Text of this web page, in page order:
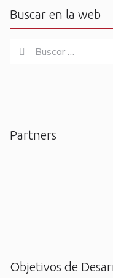
Buscar en la web
for:
Buscar
Partners
Objetivos de